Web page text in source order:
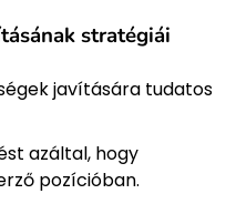
stratégiái
javítására tudatos
azáltal, hogy
pozícióban.